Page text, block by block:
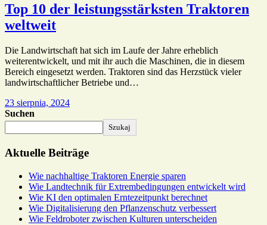
Top 10 der leistungsstärksten Traktoren
weltweit
Die Landwirtschaft hat sich im Laufe der Jahre erheblich
weiterentwickelt, und mit ihr auch die Maschinen, die in diesem
Bereich eingesetzt werden. Traktoren sind das Herzstück vieler
landwirtschaftlicher Betriebe und…
23 sierpnia, 2024
Suchen
Szukaj
Aktuelle Beiträge
Wie nachhaltige Traktoren Energie sparen
Wie Landtechnik für Extrembedingungen entwickelt wird
Wie KI den optimalen Erntezeitpunkt berechnet
Wie Digitalisierung den Pflanzenschutz verbessert
Wie Feldroboter zwischen Kulturen unterscheiden